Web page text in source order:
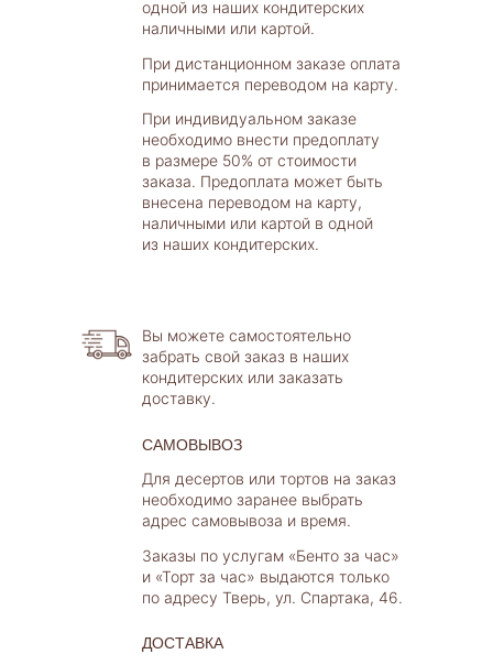
одной из наших кондитерских
наличными или картой.
При дистанционном заказе оплата
принимается переводом на карту.
Вы можете самостоятельно
забрать свой заказ в наших
кондитерских или заказать
доставку.
САМОВЫВОЗ
Для десертов или тортов на заказ
необходимо заранее выбрать
адрес самовывоза и время.
Заказы по услугам «Бенто за час»
и «Торт за час» выдаются только
по адресу Тверь, ул. Спартака, 46.
ДОСТАВКА
При индивидуальном заказе
необходимо внести предоплату
в размере 50% от стоимости
заказа. Предоплата может быть
внесена переводом на карту,
наличными или картой в одной
из наших кондитерских.